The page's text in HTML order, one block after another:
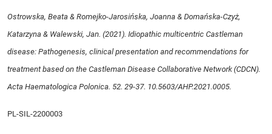
Ostrowska, Beata & Romejko-Jarosińska, Joanna & Domańska-Czyż,
Katarzyna & Walewski, Jan. (2021). Idiopathic multicentric Castleman
disease: Pathogenesis, clinical presentation and recommendations for
treatment based on the Castleman Disease Collaborative Network (CDCN).
Acta Haematologica Polonica. 52. 29-37. 10.5603/AHP.2021.0005.
PL-SIL-2200003